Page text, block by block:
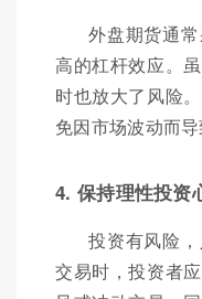
外盘期货通
高的杠杆效应。
时也放大了风险
免因市场波动而
4. 保持理性投资
投资有风险
交易时，投资者